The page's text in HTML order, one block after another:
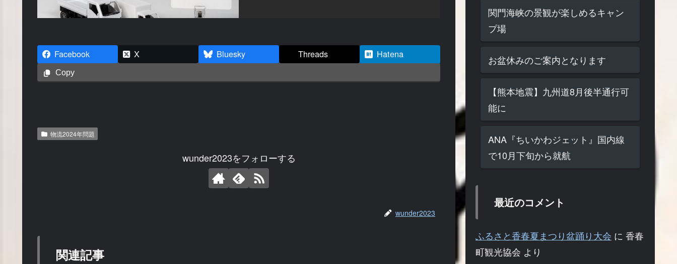
Facebook X Bluesky Threads Hatena
Copy
物流2024年問題
wunder2023をフォローする
wunder2023
関連記事
関門海峡の景観が楽しめるキャン
プ場
お盆休みのご案内となります
【熊本地震】九州道8月後半通行可
能に
ANA『ちいかわジェット』国内線
で10月下旬から就航
最近のコメント
ふるさと香春夏まつり盆踊り大会 に 香春
町観光協会 より